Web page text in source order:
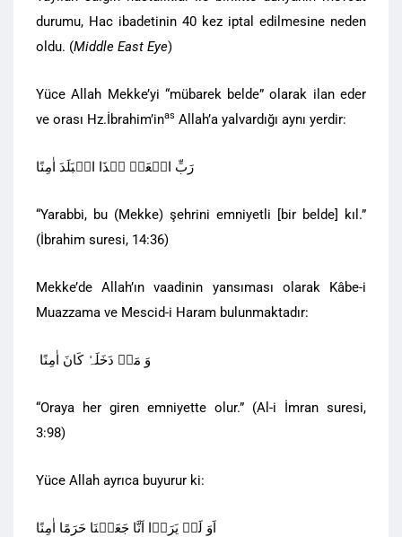
durumu, Hac ibadetinin 40 kez iptal edilmesine neden
oldu. (Middle East Eye)
Yüce Allah Mekke’yi “mübarek belde” olarak ilan eder
ve orası Hz.İbrahim’inas Allah’a yalvardığı aynı yerdir:
رَبِّ اجۡعَلۡ ہٰذَا الۡبَلَدَ اٰمِنًا
“Yarabbi, bu (Mekke) şehrini emniyetli [bir belde] kıl.”
(İbrahim suresi, 14:36)
Mekke’de Allah’ın vaadinin yansıması olarak Kâbe-i
Muazzama ve Mescid-i Haram bulunmaktadır:
وَ مَنۡ دَخَلَہٗ کَانَ اٰمِنًا
“Oraya her giren emniyette olur.” (Al-i İmran suresi,
3:98)
Yüce Allah ayrıca buyurur ki:
اَوَ لَمۡ یَرَوۡا اَنَّا جَعَلۡنَا حَرَمًا اٰمِنًا